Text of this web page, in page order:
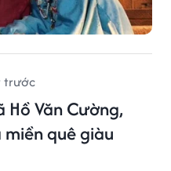
trước
Hồ Văn Cường,
quê giàu